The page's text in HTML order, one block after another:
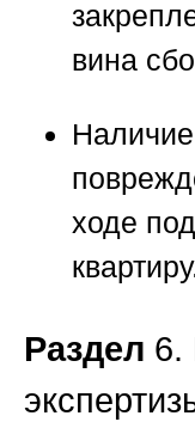
вина
ходе
Раздел 6.